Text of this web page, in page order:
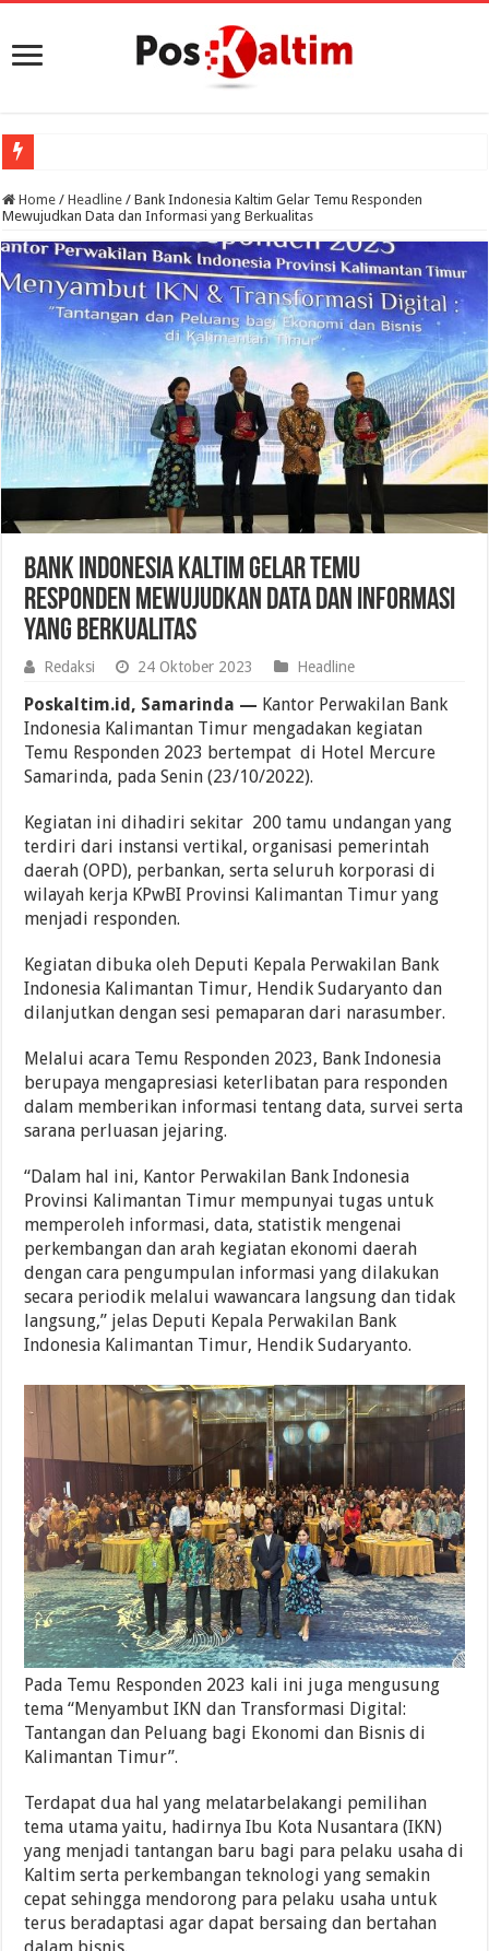
Home / Headline / Bank Indonesia Kaltim Gelar Temu Responden
Mewujudkan Data dan Informasi yang Berkualitas
Bank Indonesia Kaltim Gelar Temu
Responden Mewujudkan Data dan Informasi
yang Berkualitas
Redaksi 24 Oktober 2023 Headline
Poskaltim.id, Samarinda — Kantor Perwakilan Bank
Indonesia Kalimantan Timur mengadakan kegiatan
Temu Responden 2023 bertempat di Hotel Mercure
Samarinda, pada Senin (23/10/2022).
Kegiatan ini dihadiri sekitar 200 tamu undangan yang
terdiri dari instansi vertikal, organisasi pemerintah
daerah (OPD), perbankan, serta seluruh korporasi di
wilayah kerja KPwBI Provinsi Kalimantan Timur yang
menjadi responden.
Kegiatan dibuka oleh Deputi Kepala Perwakilan Bank
Indonesia Kalimantan Timur, Hendik Sudaryanto dan
dilanjutkan dengan sesi pemaparan dari narasumber.
Melalui acara Temu Responden 2023, Bank Indonesia
berupaya mengapresiasi keterlibatan para responden
dalam memberikan informasi tentang data, survei serta
sarana perluasan jejaring.
“Dalam hal ini, Kantor Perwakilan Bank Indonesia
Provinsi Kalimantan Timur mempunyai tugas untuk
memperoleh informasi, data, statistik mengenai
perkembangan dan arah kegiatan ekonomi daerah
dengan cara pengumpulan informasi yang dilakukan
secara periodik melalui wawancara langsung dan tidak
langsung,” jelas Deputi Kepala Perwakilan Bank
Indonesia Kalimantan Timur, Hendik Sudaryanto.
Pada Temu Responden 2023 kali ini juga mengusung
tema “Menyambut IKN dan Transformasi Digital:
Tantangan dan Peluang bagi Ekonomi dan Bisnis di
Kalimantan Timur”.
Terdapat dua hal yang melatarbelakangi pemilihan
tema utama yaitu, hadirnya Ibu Kota Nusantara (IKN)
yang menjadi tantangan baru bagi para pelaku usaha di
Kaltim serta perkembangan teknologi yang semakin
cepat sehingga mendorong para pelaku usaha untuk
terus beradaptasi agar dapat bersaing dan bertahan